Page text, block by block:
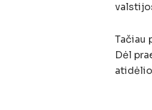
Tačiau
Dėl